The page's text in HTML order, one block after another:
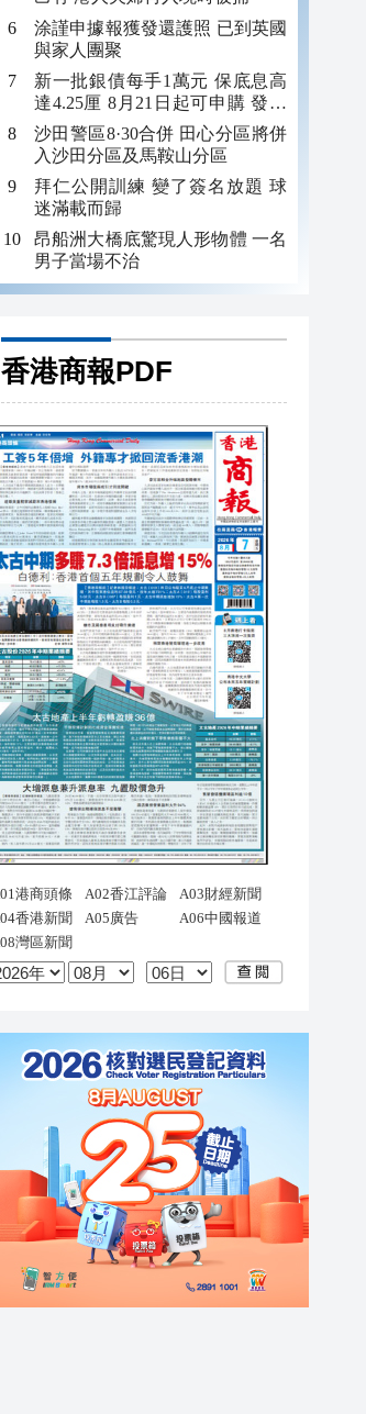
涂謹申據報獲發還護照 已到英國
與家人團聚
新一批銀債每手1萬元 保底息高
達4.25厘 8月21日起可申購 發行
金額最多550億
沙田警區8·30合併 田心分區將併
入沙田分區及馬鞍山分區
拜仁公開訓練 變了簽名放題 球
迷滿載而歸
昂船洲大橋底驚現人形物體 一名
男子當場不治
香港商報PDF